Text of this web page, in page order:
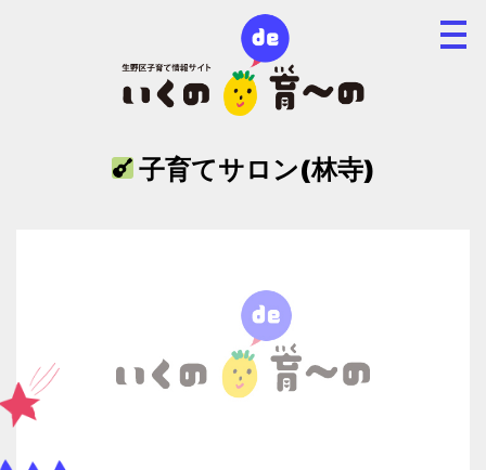
子育てサロン(林寺)